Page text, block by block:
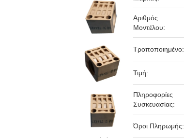
Αριθμός
Μοντέλου:
Τροποποιημένο:
Τιμή:
Πληροφορίες
Συσκευασίας:
Όροι Πληρωμής: